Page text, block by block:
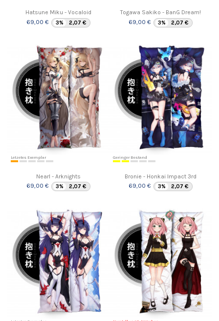
Hatsune Miku - Vocaloid
69,00 €
3% 2,07 €
Togawa Sakiko - BanG Dream!
69,00 €
3% 2,07 €
Letzetes Exemplar
Nearl - Arknights
69,00 €
3% 2,07 €
Geringer Bestand
Bronie - Honkai Impact 3rd
69,00 €
3% 2,07 €